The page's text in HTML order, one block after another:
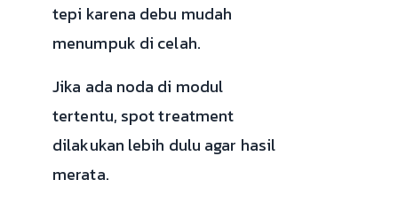
tepi karena debu mudah
menumpuk di celah.
Jika ada noda di modul
tertentu, spot treatment
dilakukan lebih dulu agar hasil
merata.